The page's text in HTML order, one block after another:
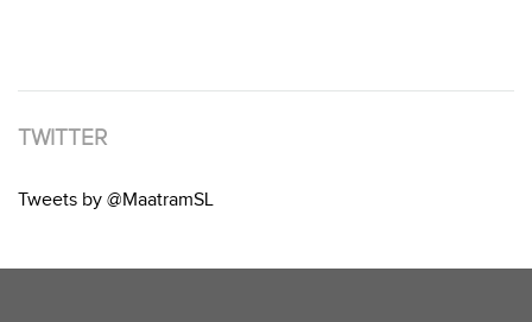
TWITTER
Tweets by @MaatramSL